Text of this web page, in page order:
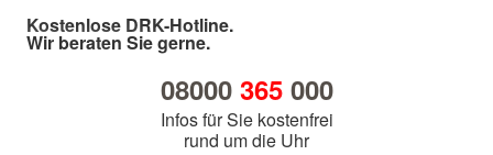
Kostenlose DRK-Hotline.
Wir beraten Sie gerne.
08000 365000
Infos für Sie kostenfrei
rund um die Uhr